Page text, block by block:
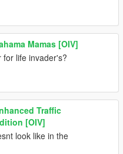
Mamas [OIV]
life invader's?
Traffic
[OIV]
look like in the